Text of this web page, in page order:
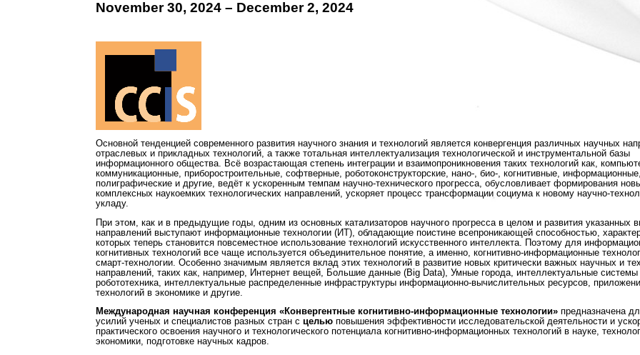
November 30, 2024 – December 2, 2024
Основной тенденцией современного развития научного знания и технологий является конвергенция различных научных
отраслевых и прикладных технологий, а также тотальная интеллектуализация технологической и инструментальной базы
информационного общества. Всё возрастающая степень интеграции и взаимопроникновения таких технологий как,
коммуникационные, приборостроительные, софтверные, роботоконструкторские, нано-, био-, когнитивные, информационные,
полиграфические и другие, ведёт к ускоренным темпам научно-технического прогресса, обусловливает формирования
комплексных наукоемких технологических направлений, ускоряет процесс трансформации социума к новому научно-
укладу.
При этом, как и в предыдущие годы, одним из основных катализаторов научного прогресса в целом и развития указанных
направлений выступают информационные технологии (ИТ), обладающие поистине всепроникающей способностью,
которых теперь становится повсеместное использование технологий искусственного интеллекта. Поэтому для
когнитивных технологий все чаще используется объединительное понятие, а именно, когнитивно-информационные
смарт-технологии. Особенно значимым является вклад этих технологий в развитие новых критически важных научных и
направлений, таких как, например, Интернет вещей, Большие данные (Big Data), Умные города, интеллектуальные системы
робототехника, интеллектуальные распределенные инфраструктуры информационно-вычислительных ресурсов,
технологий в экономике и другие.
Международная научная конференция «Конвергентные когнитивно-информационные технологии» предназначена
усилий ученых и специалистов разных стран с целью повышения эффективности исследовательской деятельности и
практического освоения научного и технологического потенциала когнитивно-информационных технологий в науке,
экономики, подготовке научных кадров.